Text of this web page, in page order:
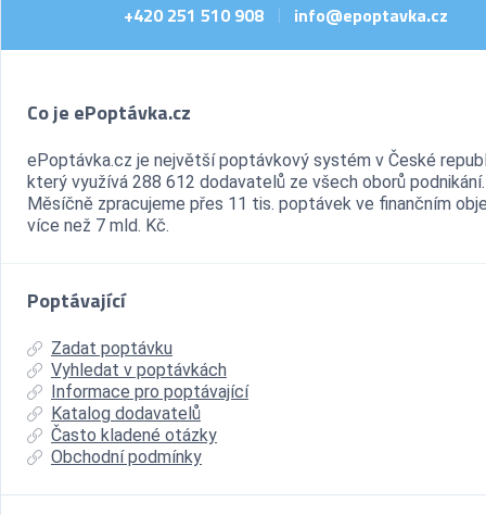
+420 251 510 908 | info@epoptavka.cz
Co je ePoptávka.cz
ePoptávka.cz je největší poptávkový systém v České
který využívá 288 612 dodavatelů ze všech oborů podnikání.
Měsíčně zpracujeme přes 11 tis. poptávek ve finančním
více než 7 mld. Kč.
Poptávající
Zadat poptávku
Vyhledat v poptávkách
Informace pro poptávající
Katalog dodavatelů
Často kladené otázky
Obchodní podmínky